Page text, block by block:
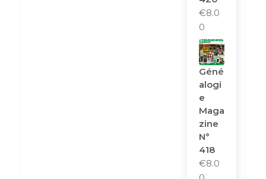
€8.0
0
Géné
Alogi
E
Maga
Zine
N°
418
€8.0